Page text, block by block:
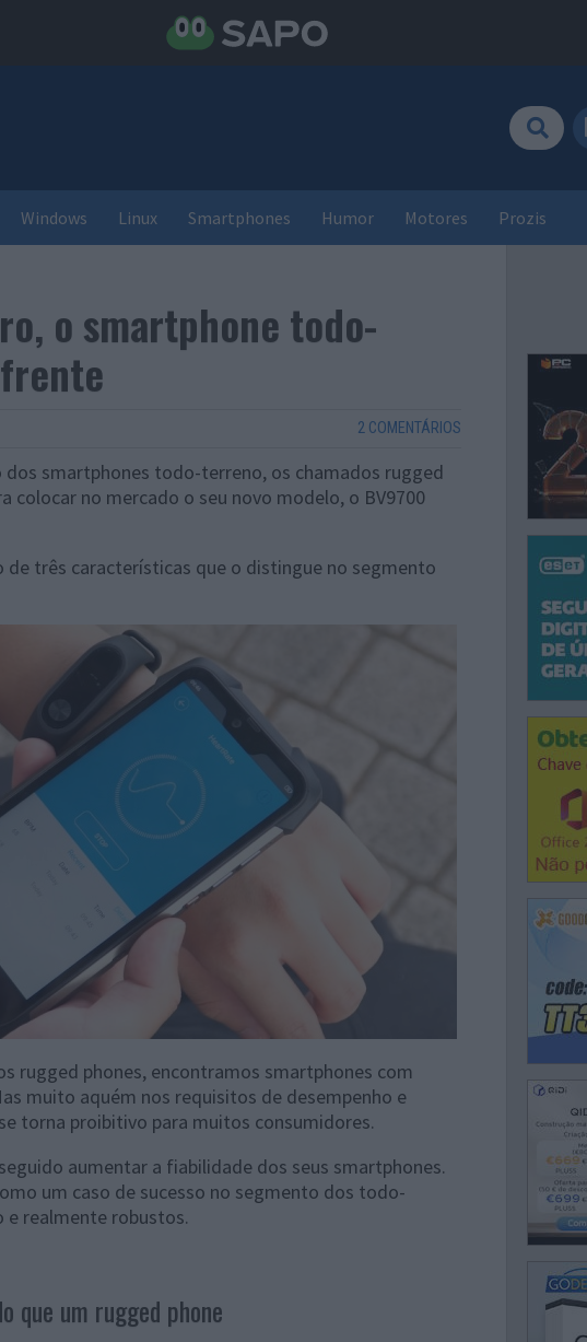
Windows Linux Smartphones Humor Motores Prozis
o smartphone todo-
2 COMENTÁRIOS
smartphones todo-terreno, os chamados rugged
colocar no mercado o seu novo modelo, o BV9700
três características que o distingue no segmento
rugged phones, encontramos smartphones com
muito aquém nos requisitos de desempenho e
torna proibitivo para muitos consumidores.
aumentar a fiabilidade dos seus smartphones.
um caso de sucesso no segmento dos todo-
e realmente robustos.
que um rugged phone